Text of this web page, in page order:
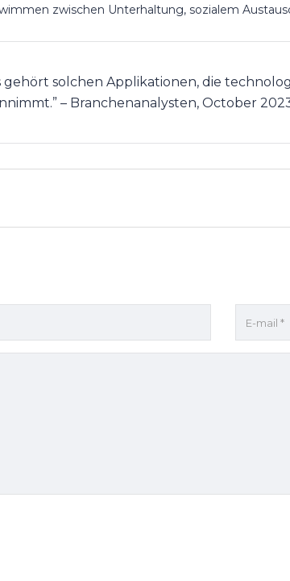
zwischen Unterhaltung, sozialem
gehört solchen Applikationen, die
– Branchenanalysten, October